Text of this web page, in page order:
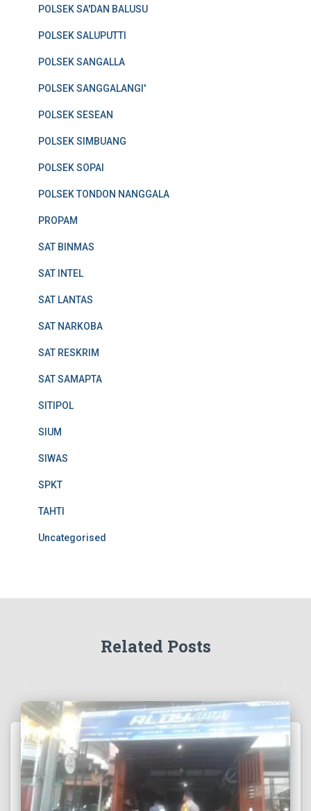
POLSEK SA'DAN BALUSU
POLSEK SALUPUTTI
POLSEK SANGALLA
POLSEK SANGGALANGI'
POLSEK SESEAN
POLSEK SIMBUANG
POLSEK SOPAI
POLSEK TONDON NANGGALA
PROPAM
SAT BINMAS
SAT INTEL
SAT LANTAS
SAT NARKOBA
SAT RESKRIM
SAT SAMAPTA
SITIPOL
SIUM
SIWAS
SPKT
TAHTI
Uncategorised
Related Posts